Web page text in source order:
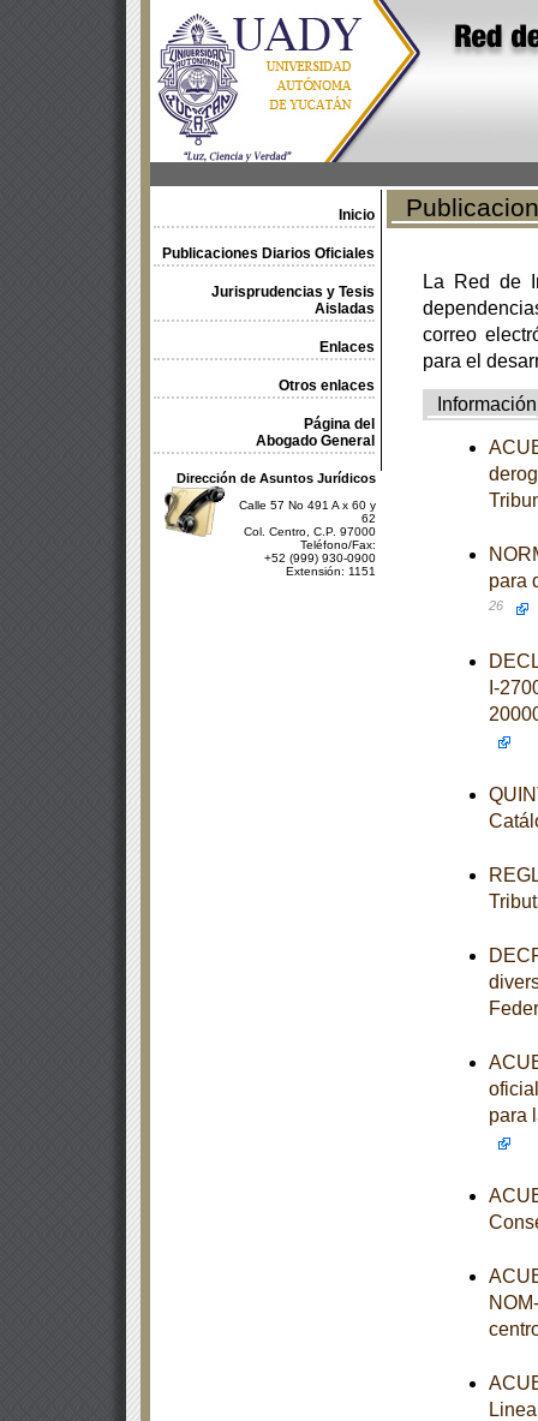
Inicio
Publicaciones Diarios Oficiales
Jurisprudencias y Tesis
Aisladas
Enlaces
Otros enlaces
Página del
Abogado General
Dirección de Asuntos Jurídicos
Calle 57 No 491 A x 60 y
62
Col. Centro, C.P. 97000
Teléfono/Fax:
+52 (999) 930-0900
Extensión: 1151
La Red de
correo
para el
Información
para
26
I-
para